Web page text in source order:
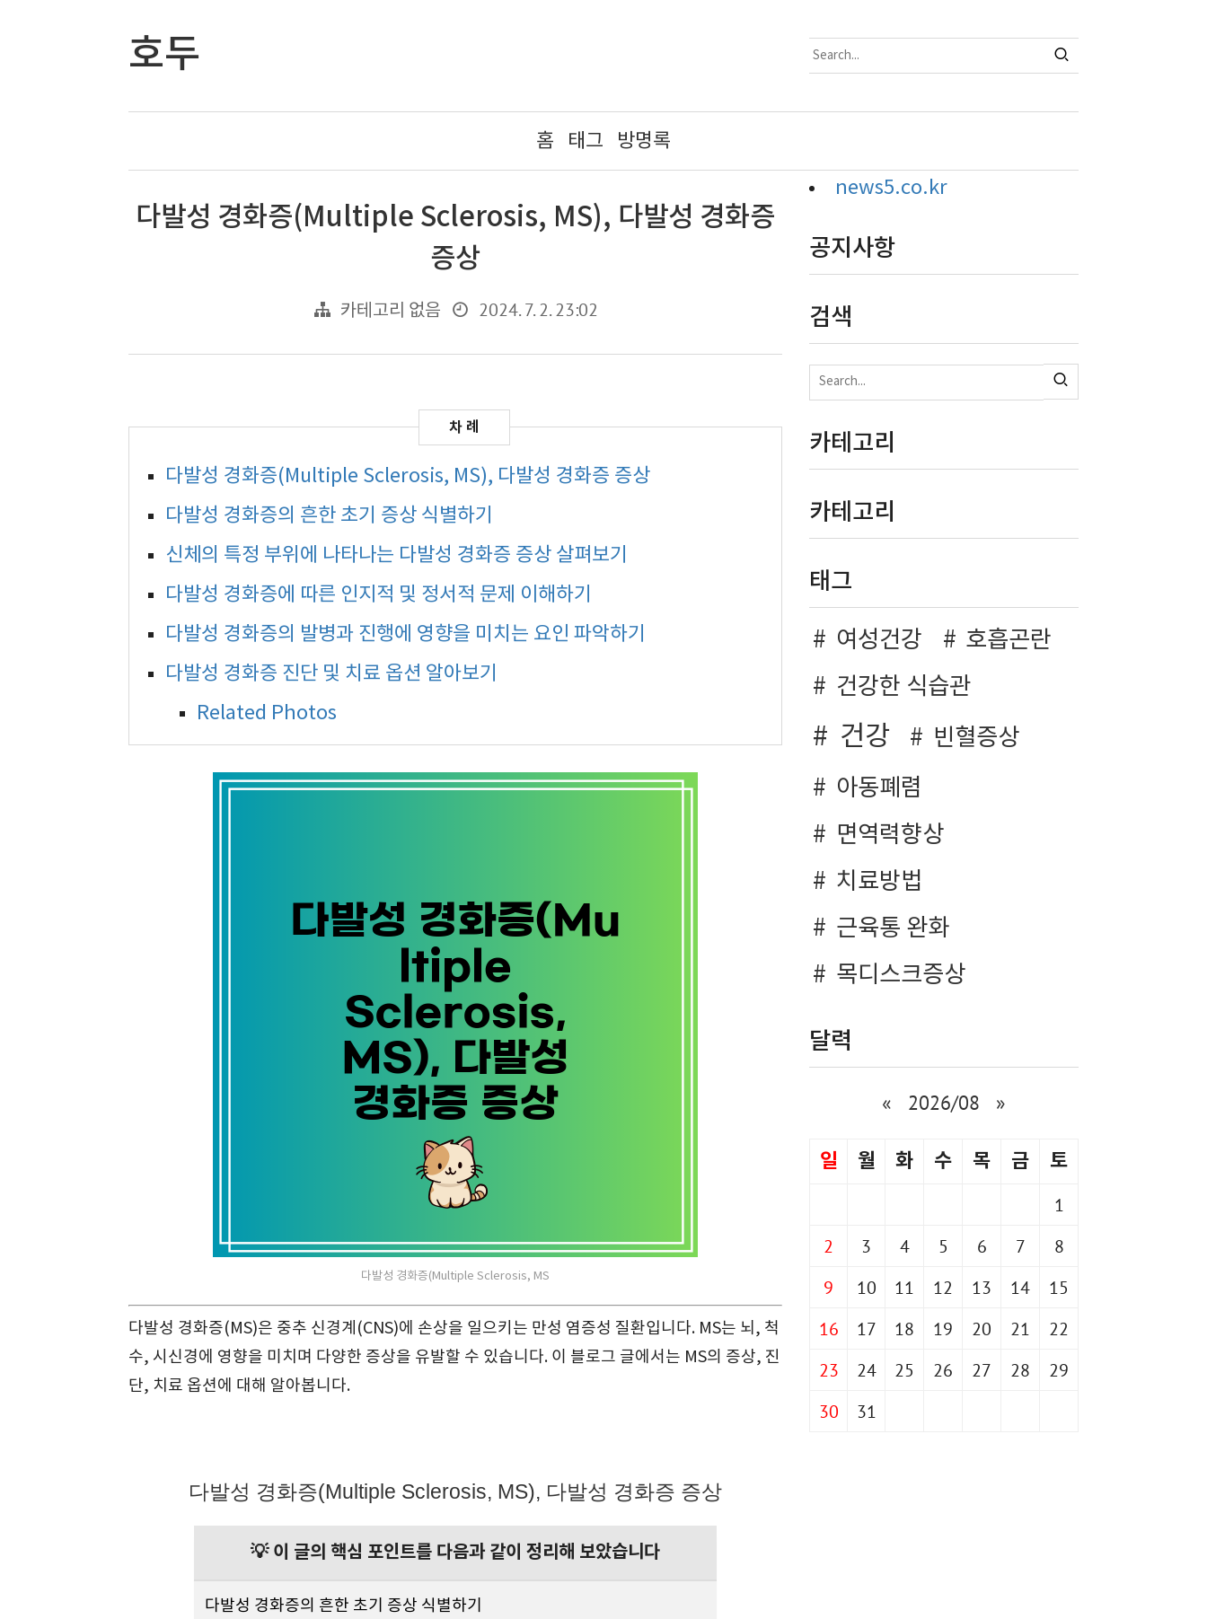
호두
홈 태그 방명록
다발성 경화증(Multiple Sclerosis, MS), 다발성 경화증
증상
카테고리 없음 2024. 7. 2. 23:02
다발성 경화증(Multiple Sclerosis, MS), 다발성 경화증 증상
다발성 경화증의 흔한 초기 증상 식별하기
신체의 특정 부위에 나타나는 다발성 경화증 증상 살펴보기
다발성 경화증에 따른 인지적 및 정서적 문제 이해하기
다발성 경화증의 발병과 진행에 영향을 미치는 요인 파악하기
다발성 경화증 진단 및 치료 옵션 알아보기
Related Photos
다발성 경화증(Multiple Sclerosis, MS
다발성 경화증(MS)은 중추 신경계(CNS)에 손상을 일으키는 만성 염증성 질환입니다. MS는 뇌, 척
수, 시신경에 영향을 미치며 다양한 증상을 유발할 수 있습니다. 이 블로그 글에서는 MS의 증상, 진
단, 치료 옵션에 대해 알아봅니다.
다발성 경화증(Multiple Sclerosis, MS), 다발성 경화증 증상
💡 이 글의 핵심 포인트를 다음과 같이 정리해 보았습니다
다발성 경화증의 흔한 초기 증상 식별하기
news5.co.kr
공지사항
검색
카테고리
카테고리
태그
여성건강
호흡곤란
건강한 식습관
건강
빈혈증상
아동폐렴
면역력향상
치료방법
근육통 완화
목디스크증상
달력
« 2026/08 »
일 월 화 수 목 금 토
1
2
3 4 5 6 7
8
9
10 11 12 13 14
15
16
17 18 19 20 21
22
23
24 25 26 27 28
29
30
31